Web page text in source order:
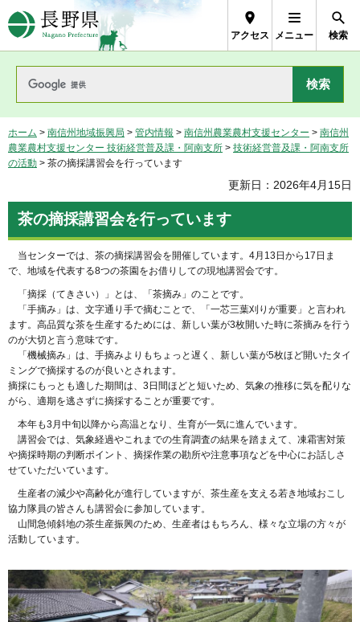
長野県Nagano Prefecture
アクセス メニュー 検索
ホーム > 南信州地域振興局 > 管内情報 > 南信州農業農村支援センター > 南信州
農業農村支援センター 技術経営普及課・阿南支所 > 技術経営普及課・阿南支所
の活動 > 茶の摘採講習会を行っています
更新日：2026年4月15日
茶の摘採講習会を行っています
当センターでは、茶の摘採講習会を開催しています。4月13日から17日ま
で、地域を代表する8つの茶園をお借りしての現地講習会です。
「摘採（てきさい）」とは、「茶摘み」のことです。
「手摘み」は、文字通り手で摘むことで、「一芯三葉刈りが重要」と言われ
ます。高品質な茶を生産するためには、新しい葉が3枚開いた時に茶摘みを行う
のが大切と言う意味です。
「機械摘み」は、手摘みよりもちょっと遅く、新しい葉が5枚ほど開いたタイ
ミングで摘採するのが良いとされます。
摘採にもっとも適した期間は、3日間ほどと短いため、気象の推移に気を配りな
がら、適期を逃さずに摘採することが重要です。
本年も3月中旬以降から高温となり、生育が一気に進んでいます。
講習会では、気象経過やこれまでの生育調査の結果を踏まえて、凍霜害対策
や摘採時期の判断ポイント、摘採作業の勘所や注意事項などを中心にお話しさ
せていただいています。
生産者の減少や高齢化が進行していますが、茶生産を支える若き地域おこし
協力隊員の皆さんも講習会に参加しています。
山間急傾斜地の茶生産振興のため、生産者はもちろん、様々な立場の方々が
活動しています。